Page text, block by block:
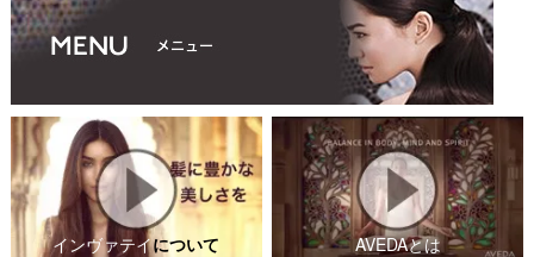
インヴァテイについて AVEDAとは